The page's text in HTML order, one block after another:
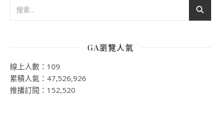
GA瀏覽人氣
線上人數：109
累積人氣：47,526,926
推播訂閱：152,520